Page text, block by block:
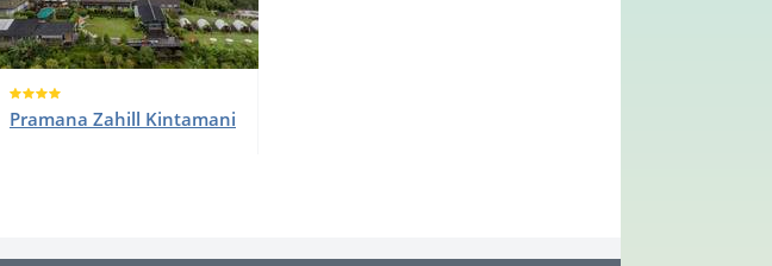
Pramana Zahill Kintamani